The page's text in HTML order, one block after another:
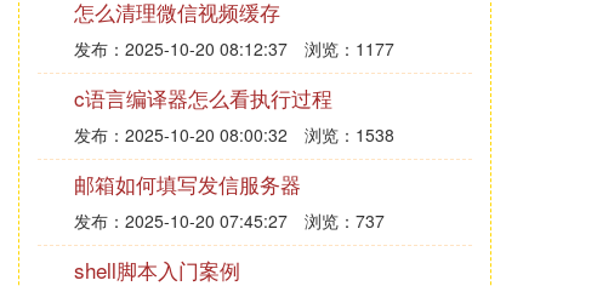
怎么清理微信视频缓存
发布：2025-10-20 08:12:37 浏览：1177
c语言编译器怎么看执行过程
发布：2025-10-20 08:00:32 浏览：1538
邮箱如何填写发信服务器
发布：2025-10-20 07:45:27 浏览：737
shell脚本入门案例